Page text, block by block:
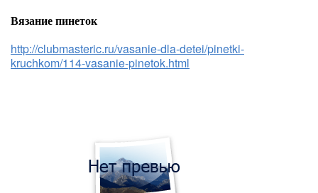
Вязание пинеток
http://clubmasteric.ru/vasanie-dla-detei/pinetki-
kruchkom/114-vasanie-pinetok.html